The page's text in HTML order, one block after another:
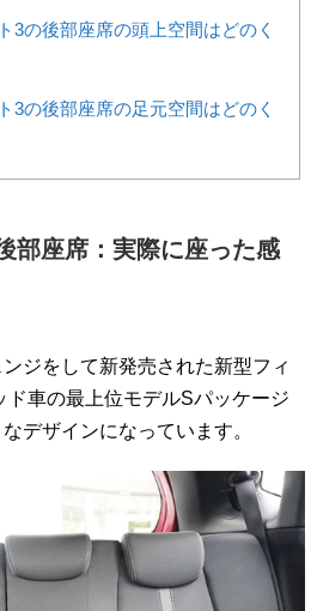
3の後部座席の頭上空間はどのく
3の後部座席の足元空間はどのく
部座席：実際に座った感
ジをして新発売された新型フィ
ド車の最上位モデルSパッケージ
デザインになっています。